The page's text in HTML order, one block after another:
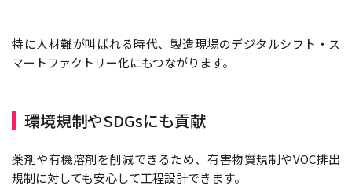
特に人材難が叫ばれる時代、製造現場のデジタルシフト・ス
マートファクトリー化にもつながります。
環境規制やSDGsにも貢献
薬剤や有機溶剤を削減できるため、有害物質規制やVOC排出
規制に対しても安心して工程設計できます。